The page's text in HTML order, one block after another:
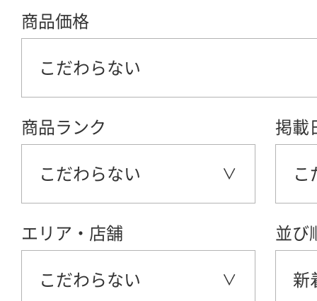
商品価格
こだわらない
商品ランク
こだわらない
掲載
こ
エリア・店舗
こだわらない
並び
新